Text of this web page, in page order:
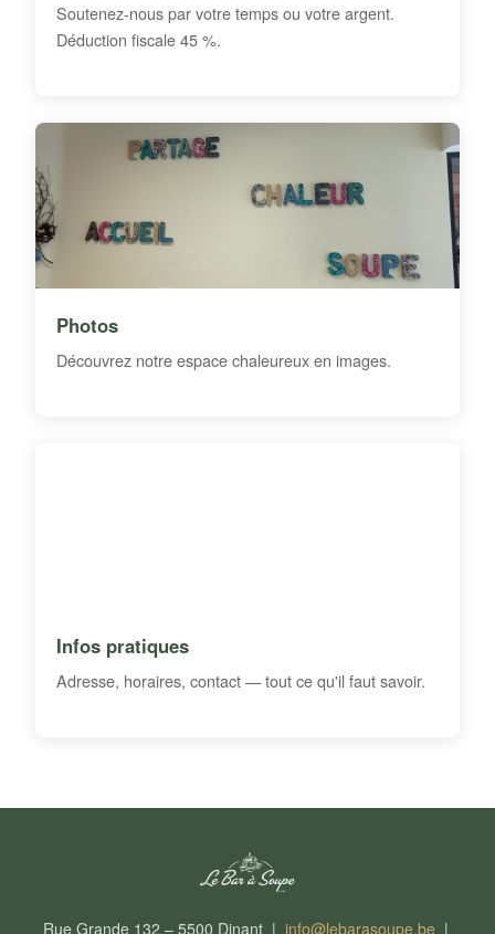
Soutenez-nous par votre temps ou votre argent.
Déduction fiscale 45 %.
Photos
Découvrez notre espace chaleureux en images.
Infos pratiques
Adresse, horaires, contact — tout ce qu'il faut savoir.
Rue Grande 132 – 5500 Dinant | info@lebarasoupe.be|